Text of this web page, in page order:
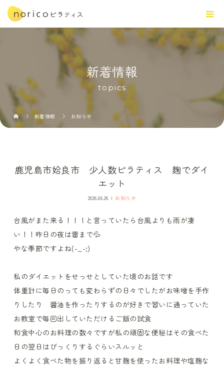
新着情報
topics
新着情報 お知らせ
鹿児島市姶良市 少人数ピラティス 麹でダイ
エット
2026.06.26 お知らせ
台風がまた来る！！！と言っていたら台風よりも雨が凄
い！！昨日の夜は雷まで💦
やな季節ですよね(-_-;)
私のダイエットをせっせとしていた頃のお話です
体重計に毎日のっても変わらずの日々でしたがお味噌を手作
りしたり 醤油を作ったりするのが好きで習いに通っていた
お教室で毎回出していただけるご飯の試食
和食中心のお料理の数々ですが私の頑固な便秘はその食べた
日の翌日はびっくりするぐらいスルッと
よくよく食べた物を振り返ると甘麹を使ったお料理や塩麹な